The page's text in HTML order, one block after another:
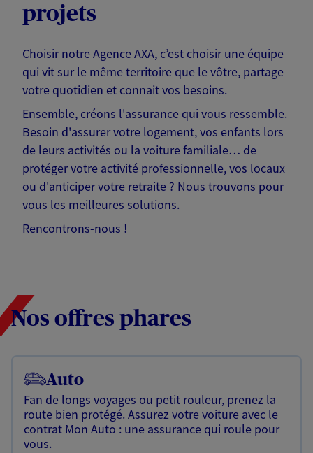
projets
Choisir notre Agence AXA, c’est choisir une équipe
qui vit sur le même territoire que le vôtre, partage
votre quotidien et connait vos besoins.
Ensemble, créons l'assurance qui vous ressemble.
Besoin d'assurer votre logement, vos enfants lors
de leurs activités ou la voiture familiale… de
protéger votre activité professionnelle, vos locaux
ou d'anticiper votre retraite ? Nous trouvons pour
vous les meilleures solutions.
Rencontrons-nous !
Nos offres phares
Auto
Fan de longs voyages ou petit rouleur, prenez la
route bien protégé. Assurez votre voiture avec le
contrat Mon Auto : une assurance qui roule pour
vous.